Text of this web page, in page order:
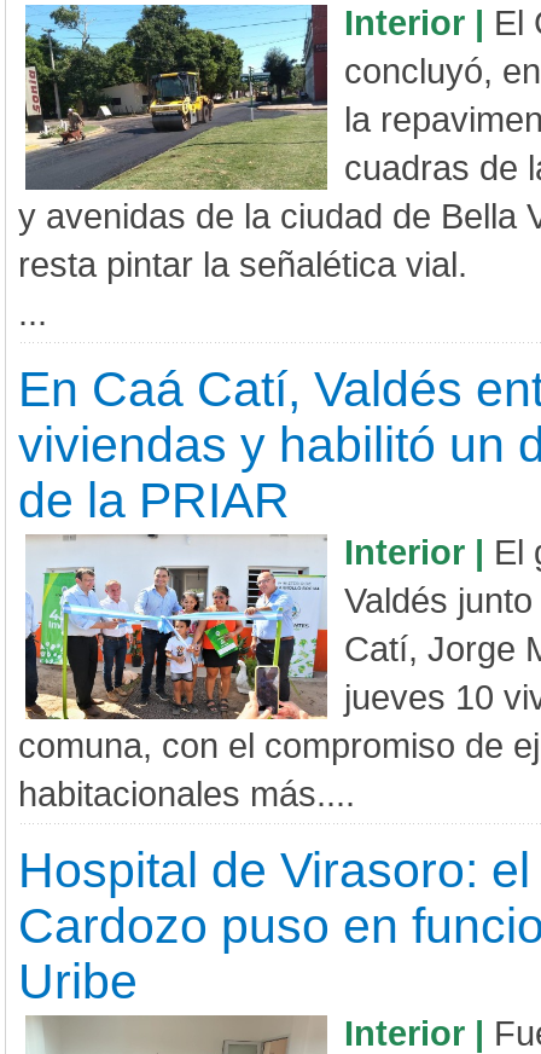
Interior | El
concluyó,
la
cuadras de
y avenidas de la ciudad de Bella
resta pintar la señalética vial.
...
En Caá Catí, Valdés
viviendas y habilitó un
de la PRIAR
Interior | El
Valdés
Catí, Jorge
jueves 10
comuna, con el compromiso de
habitacionales más....
Hospital de Virasoro:
Cardozo puso en
Uribe
Interior |